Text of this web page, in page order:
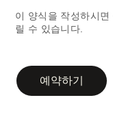
이 양식을 작성하시
릴 수 있습니다.
예약하기